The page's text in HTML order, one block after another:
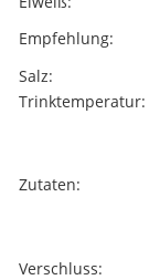
Empfehlung:
Salz:
Trinktemperatur:
Zutaten:
Verschluss: